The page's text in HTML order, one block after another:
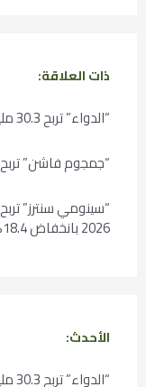
ذات العلاقة:
“الدواء” تربح 30.3 مليون ريال في الربع الثاني من 2026
“جمجوم فاشن” تربح 16.6 مليون ريال في الربع الثالث من 2026
2026 بانخفاض 18.4%
الأحدث:
“الدواء” تربح 30.3 مليون ريال في الربع الثاني من 2026